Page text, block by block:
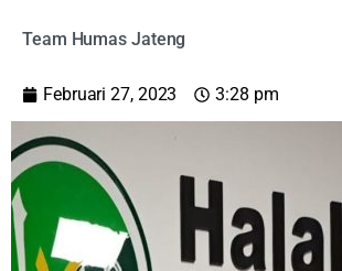
Team Humas Jateng
Februari 27, 2023 3:28 pm